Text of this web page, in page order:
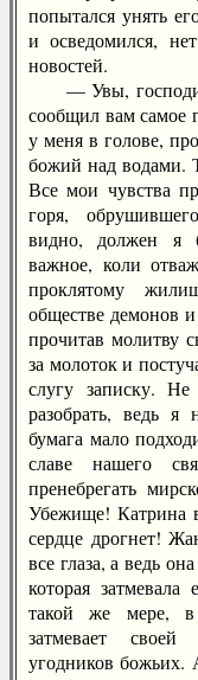
попытался унять
и осведомился,
новостей.
— Увы,
сообщил вам самое
у меня в голове,
божий над водами.
Все мои чувства
горя,
видно, должен я
важное, коли
проклятому
обществе демонов
прочитав молитву
за молоток и
слугу записку.
разобрать, ведь
бумага мало
славе нашего
пренебрегать
Убежище! Катрина
сердце дрогнет!
все глаза, а ведь
которая
такой же мере, в
затмевает
угодников